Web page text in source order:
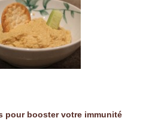
pour booster votre immunité